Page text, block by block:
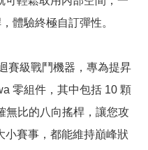
體驗終極自訂彈性。
賽級戰鬥機器，專為提昇
零組件，其中包括 10 顆
無比的八向搖桿，讓您攻
小賽事，都能維持巔峰狀